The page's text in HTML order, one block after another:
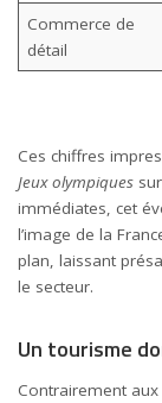
Commerce de
détail
Ces chiffres
Jeux olympiques
immédiates, cet
l’image de la
plan, laissant
le secteur.
Un tourisme
Contrairement